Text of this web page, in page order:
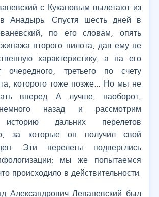
с Кукановым вылетают из
в Анадырь. Спустя шесть дней в
по его словам, опять
второго пилота, дав ему не
характеристику, а на его
очередного, третьего по счету
которого тоже позже… Но мы не
вперед. А лучше, наоборот,
назад и рассмотрим
историю дальних перелетов
за которые он получил свой
Эти перелеты подверглись
мы же попытаемся
происходило в действительности.
Александрович Леваневский был